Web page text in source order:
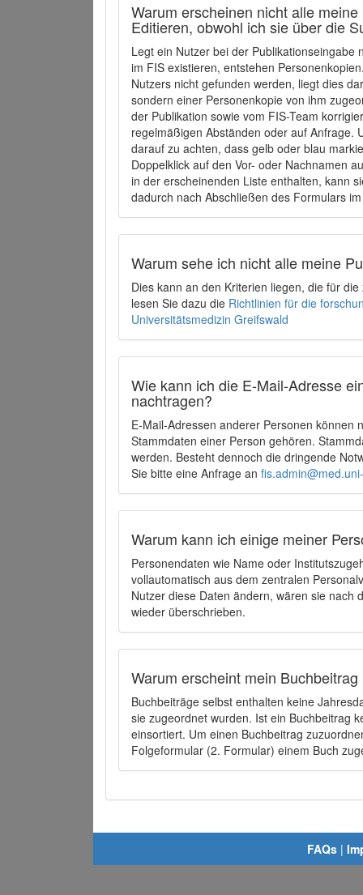
Warum erscheinen nicht alle
Editieren, obwohl ich sie über die
Legt ein Nutzer bei der
im FIS existieren, entstehen
Nutzers nicht gefunden werden, liegt dies
sondern einer Personenkopie von ihm
der Publikation sowie vom FIS-Team
regelmäßigen Abständen oder auf Anfrage.
darauf zu achten, dass gelb oder blau
Doppelklick auf den Vor- oder Nachnamen
in der erscheinenden Liste enthalten, kann
dadurch nach Abschließen des Formulars
Warum sehe ich nicht alle meine
Dies kann an den Kriterien liegen, die für
lesen Sie dazu die Richtlinien für die
Universitätsmedizin Greifswald
Wie kann ich die E-Mail-Adresse
nachtragen?
E-Mail-Adressen anderer Personen können
Stammdaten einer Person gehören.
werden. Besteht dennoch die dringende
Sie bitte eine Anfrage an
Warum kann ich einige meiner
Personendaten wie Name oder
vollautomatisch aus dem zentralen
Nutzer diese Daten ändern, wären sie
wieder überschrieben.
Warum erscheint mein
Buchbeiträge selbst enthalten keine
sie zugeordnet wurden. Ist ein Buchbeitrag
einsortiert. Um einen Buchbeitrag
Folgeformular (2. Formular) einem Buch
FAQs |